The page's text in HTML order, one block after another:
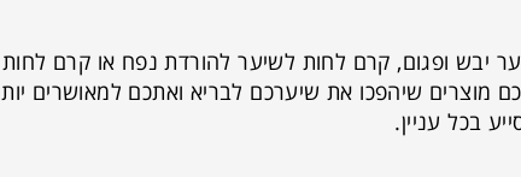
יבש ופגום, קרם לחות לשיער להורדת נפח או קרם
מוצרים שיהפכו את שיערכם לבריא ואתכם למאושרים
בכל עניין.